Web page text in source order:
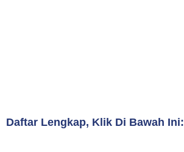
Daftar Lengkap, Klik Di Bawah Ini: